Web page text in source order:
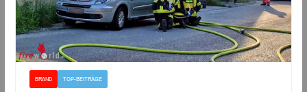
BRAND TOP-BEITRÄGE